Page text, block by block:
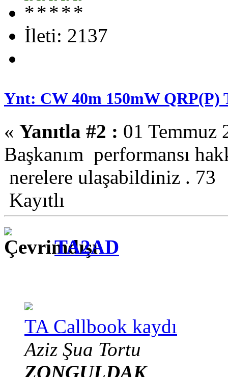
İleti: 2137
Ynt: CW 40m 150mW QRP(P)
« Yanıtla #2 : 01 Temmuz
Başkanım performansı
nerelere ulaşabildiniz . 73
Kayıtlı
TA2AD
TA Callbook kaydı
Aziz Şua Tortu
ZONGULDAK